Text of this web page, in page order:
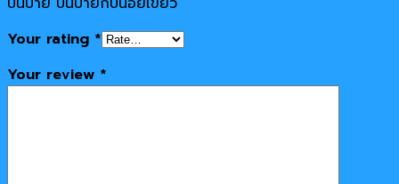
Your rating *
Your review *